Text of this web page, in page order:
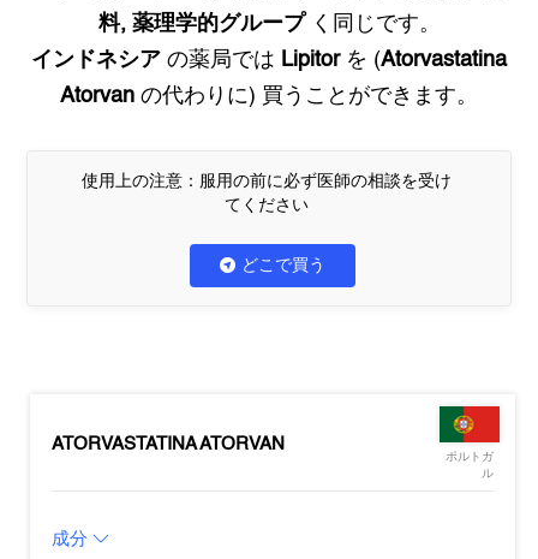
料, 薬理学的グループ く同じです。
インドネシア の薬局では Lipitorを (Atorvastatina
Atorvan の代わりに) 買うことができます。
使用上の注意：服用の前に必ず医師の相談を受け
てください
どこで買う
ATORVASTATINA ATORVAN
ポルトガ
ル
成分